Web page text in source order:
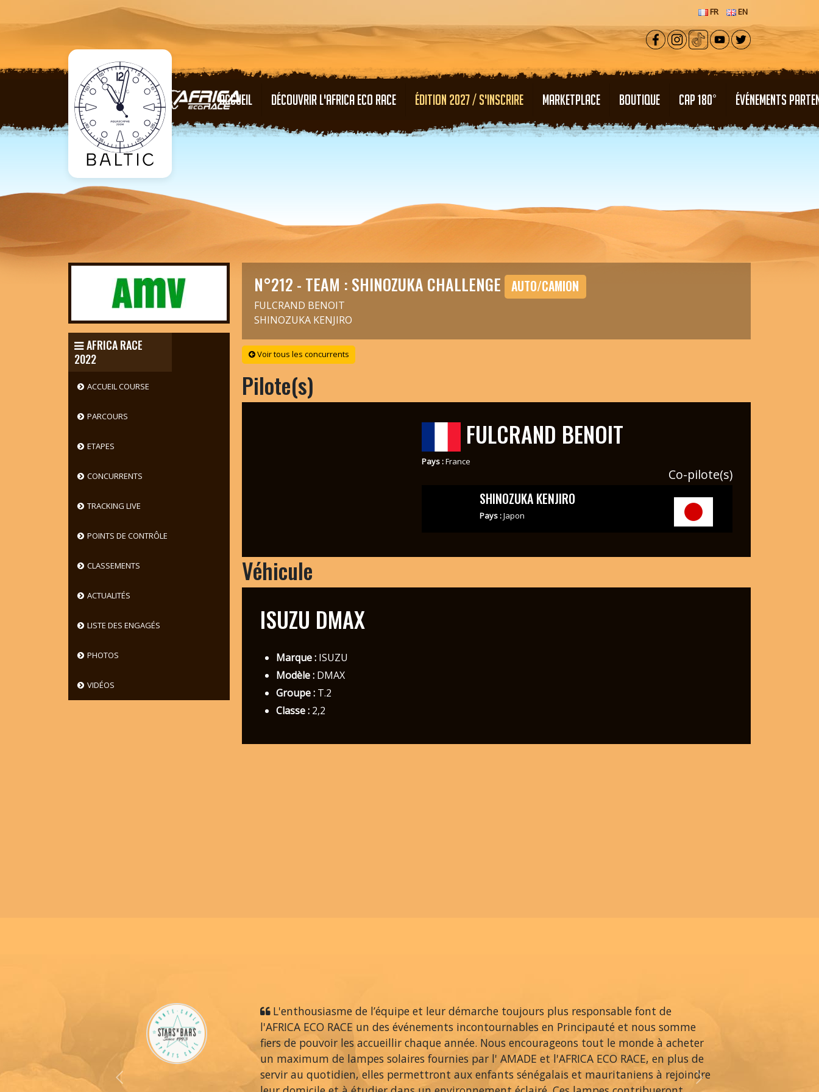
FR EN
ACCUEIL DÉCOUVRIR L'AFRICA ECO RACE ÉDITION 2027 / S'INSCRIRE MARKETPLACE BOUTIQUE CAP 180° ÉVÉNEMENTS
AFRICA RACE
2022
ACCUEIL COURSE
PARCOURS
ETAPES
CONCURRENTS
TRACKING LIVE
POINTS DE CONTRÔLE
CLASSEMENTS
ACTUALITÉS
LISTE DES ENGAGÉS
PHOTOS
VIDÉOS
N°212 - TEAM : SHINOZUKA CHALLENGE AUTO/CAMION
FULCRAND BENOIT
SHINOZUKA KENJIRO
Voir tous les concurrents
Pilote(s)
FULCRAND BENOIT
Pays :France
Co-pilote(s)
SHINOZUKA KENJIRO
Pays :Japon
Véhicule
ISUZU DMAX
Marque :ISUZU
Modèle :DMAX
Groupe :T.2
Classe :2,2
L'enthousiasme de l’équipe et leur démarche toujours plus responsable font de
l'AFRICA ECO RACE un des événements incontournables en Principauté et nous somme
fiers de pouvoir les accueillir chaque année. Nous encourageons tout le monde à acheter
un maximum de lampes solaires fournies par l' AMADE et l'AFRICA ECO RACE, en plus de
servir au quotidien, elles permettront aux enfants sénégalais et mauritaniens à rejoindre
Previous Next